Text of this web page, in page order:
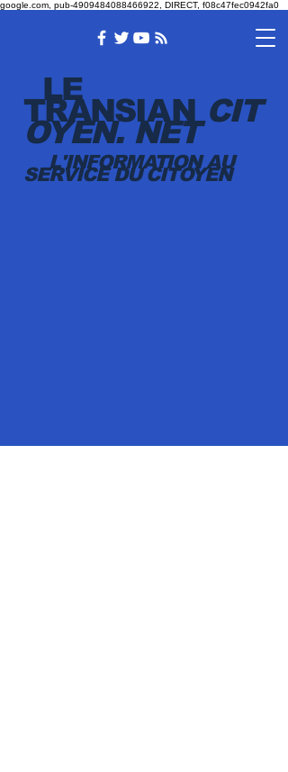
google.com, pub-4909484088466922, DIRECT, f08c47fec0942fa0
LE
TRANSIAN CIT
OYEN.NET
L'INFORMATION AU
SERVICE DU CITOYEN